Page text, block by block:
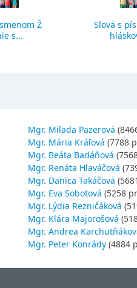
Ž
s...
Slová s
Mgr. Milada Pazerová
Mgr. Mária Kráľová (7788
Mgr. Beáta Badáňová
Mgr. Renáta Hlaváčová
Mgr. Danica Takáčová
Mgr. Eva Sobotová (5258
Mgr. Lýdia Rezničáková
Mgr. Klára Majorošová
Mgr. Andrea
Mgr. Peter Konrády (4884